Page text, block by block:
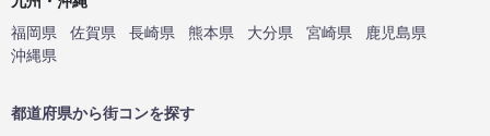
福岡県
佐賀県 長崎県 熊本県 大分県 宮崎県
鹿児島県
沖縄県
都道府県から街コンを探す